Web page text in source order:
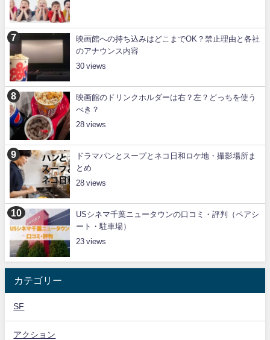
映画館への持ち込みはどこまでOK？禁止理由と各社
のアナウンス内容
30
映画館のドリンクホルダーは右？左？どっちを使う
べき？
28
ドラマパンとスープとネコ日和ロケ地・撮影場所ま
とめ
28
USシネマ千葉ニュータウンの口コミ・評判（ペアシ
ート・駐車場）
23
カテゴリー
SF
アクション